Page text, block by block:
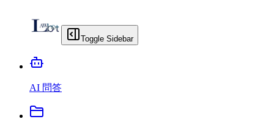
Toggle Sidebar
AI 問答